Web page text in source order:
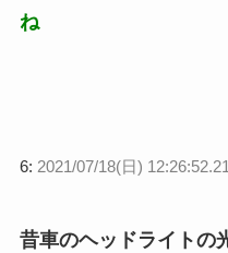
ね
6: 2021/07/18(日)
昔車のヘッドライトの